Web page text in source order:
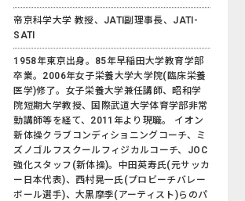
帝京科学大学 教授、JATI副理事長、JATI-
SATI
1958年東京出身。85年早稲田大学教育学部
卒業。2006年女子栄養大学大学院(臨床栄養
医学)修了。女子栄養大学兼任講師、昭和学
院短期大学教授、国際武道大学体育学部非常
勤講師等を経て、2011年より現職。 イオン
新体操クラブコンディショニングコーチ、ミ
ズノゴルフスクールフィジカルコーチ、JOC
強化スタッフ(新体操)。中田英寿氏(元サッカ
ー日本代表)、西村晃一氏(プロビーチバレー
ボール選手)、大黒摩季(アーティスト)らのパ